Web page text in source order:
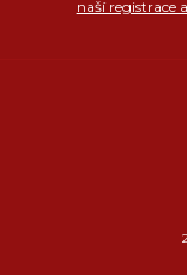
naší registrace